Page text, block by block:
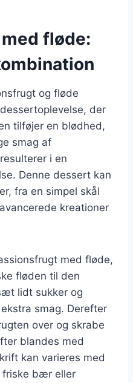
fløde:
og fløde
der
tilføjer en blødhed,
smag af
i en
Denne dessert kan
fra en simpel skål
kreationer
med fløde,
fløden til den
lidt sukker og
smag. Derefter
over og skrabe
blandes med
kan varieres med
friske bær eller